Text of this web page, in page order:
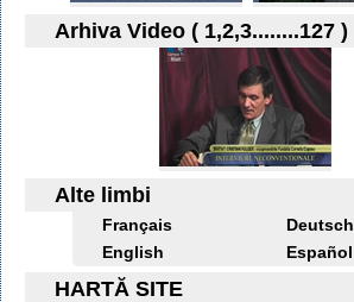
Arhiva Video ( 1,2,3........127 )
Alte limbi
Français
Deutsch
English
Español
HARTĂ SITE